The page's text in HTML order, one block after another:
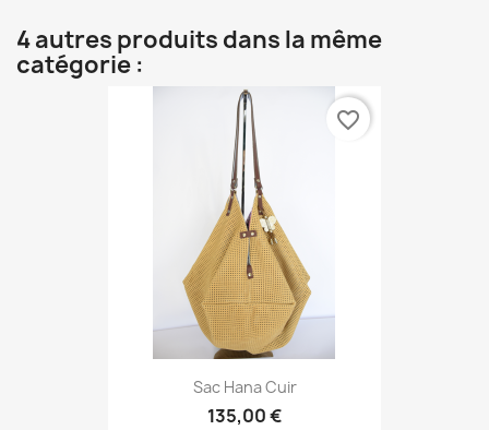
4 autres produits dans la même
catégorie :
Sac Hana Cuir
135,00 €
favorite_border